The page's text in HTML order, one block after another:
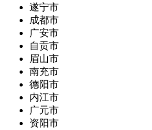
遂宁市
成都市
广安市
自贡市
眉山市
南充市
德阳市
内江市
广元市
资阳市